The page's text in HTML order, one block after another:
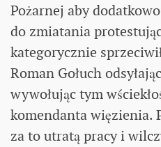
Pożarnej aby
do zmiatania
kategorycznie
Roman Gołuch
wywołując tym
komendanta więzienia.
za to utratą pracy i